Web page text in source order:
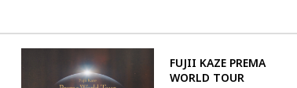
FUJII KAZE PREMA
WORLD TOUR